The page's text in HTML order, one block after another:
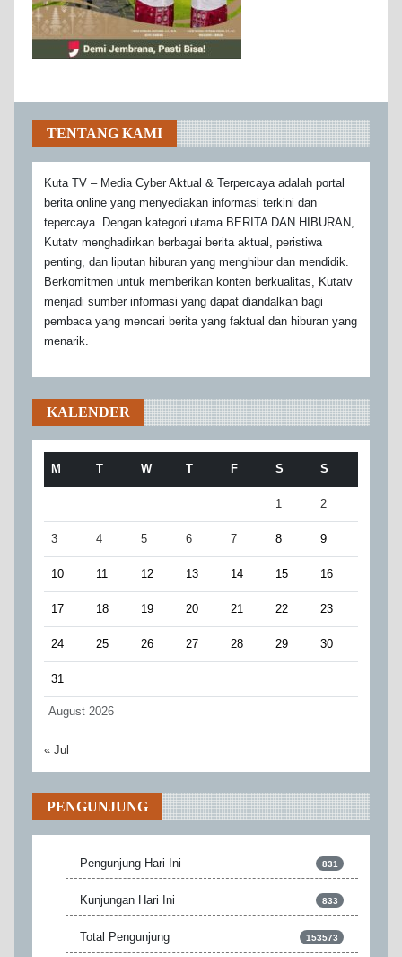
TENTANG KAMI
Kuta TV – Media Cyber Aktual & Terpercaya adalah portal
berita online yang menyediakan informasi terkini dan
tepercaya. Dengan kategori utama BERITA DAN HIBURAN,
Kutatv menghadirkan berbagai berita aktual, peristiwa
penting, dan liputan hiburan yang menghibur dan mendidik.
Berkomitmen untuk memberikan konten berkualitas, Kutatv
menjadi sumber informasi yang dapat diandalkan bagi
pembaca yang mencari berita yang faktual dan hiburan yang
menarik.
KALENDER
August 2026
M T W T F S S
1 2
3 4 5 6 7 8 9
10 11 12 13 14 15 16
17 18 19 20 21 22 23
24 25 26 27 28 29 30
31
« Jul
PENGUNJUNG
Pengunjung Hari Ini 831
Kunjungan Hari Ini 833
Total Pengunjung 153573